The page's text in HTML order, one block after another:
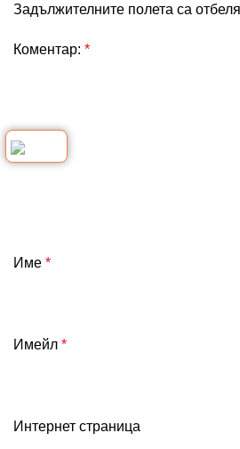
Задължителните полета са
Коментар: *
Име *
Имейл *
Интернет страница